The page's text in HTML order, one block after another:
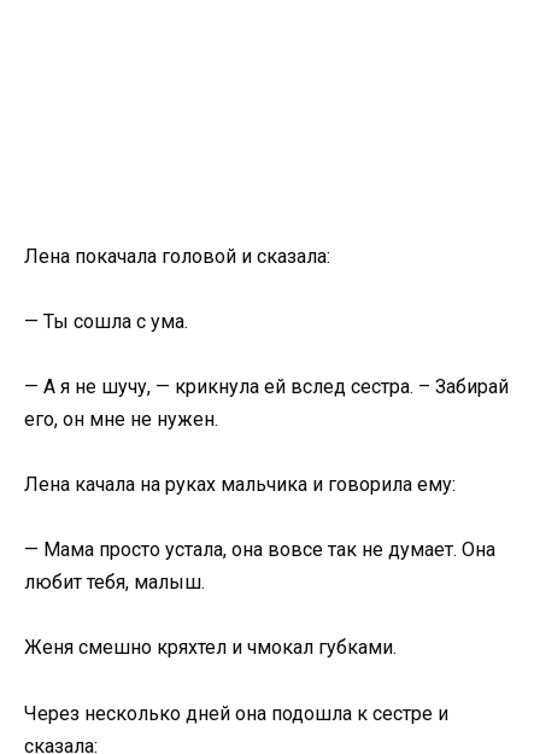
Лена покачала головой и сказала:
— Ты сошла с ума.
— А я не шучу, — крикнула ей вслед сестра. – Забирай
его, он мне не нужен.
Лена качала на руках мальчика и говорила ему:
— Мама просто устала, она вовсе так не думает. Она
любит тебя, малыш.
Женя смешно кряхтел и чмокал губками.
Через несколько дней она подошла к сестре и
сказала: